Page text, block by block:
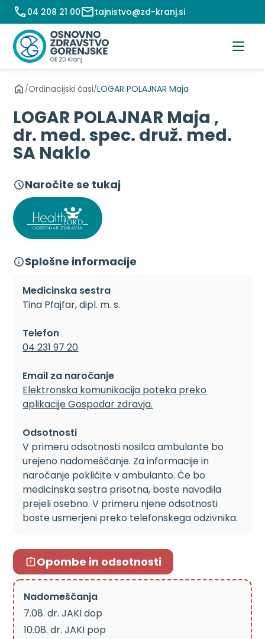
Preskoči
na
vsebino
04 208 21 00 tajnistvo@zd-kranj.si
/Ordinacijski časi/LOGAR POLAJNAR Maja
LOGAR POLAJNAR Maja ,
dr. med. spec. druž. med.
SA Naklo
Naročite se tukaj
Splošne informacije
Medicinska sestra
Tina Pfajfar, dipl. m. s.
Telefon
04 231 97 20
Email za naročanje
Elektronska komunikacija poteka preko
aplikacije Gospodar zdravja.
Odsotnosti
V primeru odsotnosti nosilca ambulante bo
urejeno nadomeščanje. Za informacije in
naročanje pokličite v ambulanto. Če bo
medicinska sestra prisotna, boste navodila
prejeli osebno. V primeru njene odsotnosti
boste usmerjeni preko telefonskega odzivnika.
Opombe in odsotnosti
Nadomeščanja
7.08. dr. JAKI dop
10.08. dr. JAKI pop